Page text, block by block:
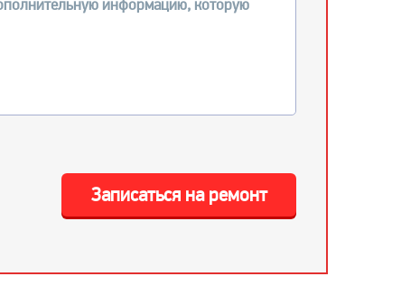
Записаться на ремонт